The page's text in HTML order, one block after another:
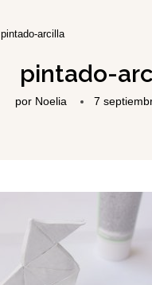
pintado-arcilla
pintado-
por Noelia 7